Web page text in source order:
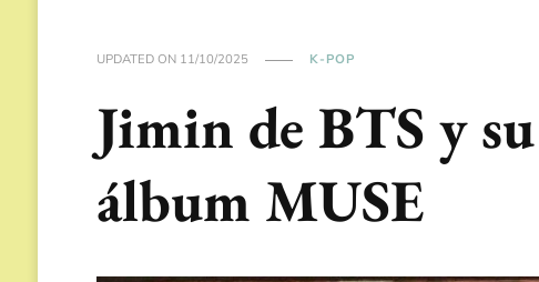
UPDATED ON 11/10/2025 K-POP
Jimin de BTS y
álbum MUSE